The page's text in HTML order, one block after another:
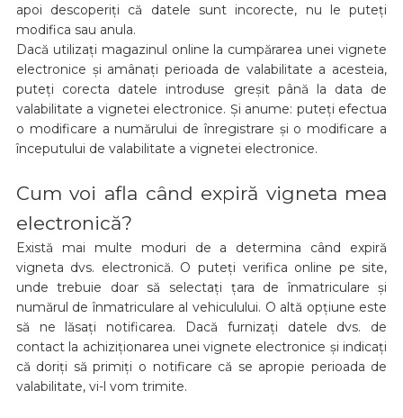
apoi descoperiți că datele sunt incorecte, nu le puteți
modifica sau anula.
Dacă utilizați magazinul online la cumpărarea unei vignete
electronice și amânați perioada de valabilitate a acesteia,
puteți corecta datele introduse greșit până la data de
valabilitate a vignetei electronice. Și anume: puteți efectua
o modificare a numărului de înregistrare și o modificare a
începutului de valabilitate a vignetei electronice.
Cum voi afla când expiră vigneta mea
electronică?
Există mai multe moduri de a determina când expiră
vigneta dvs. electronică. O puteți verifica online pe site,
unde trebuie doar să selectați țara de înmatriculare și
numărul de înmatriculare al vehiculului. O altă opțiune este
să ne lăsați notificarea. Dacă furnizați datele dvs. de
contact la achiziționarea unei vignete electronice și indicați
că doriți să primiți o notificare că se apropie perioada de
valabilitate, vi-l vom trimite.